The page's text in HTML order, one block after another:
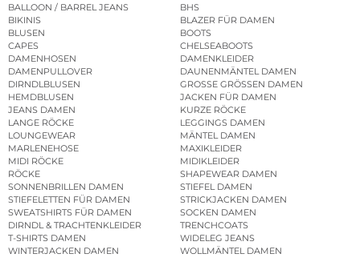
BALLOON / BARREL JEANS
BHS
BIKINIS
BLAZER FÜR DAMEN
BLUSEN
BOOTS
CAPES
CHELSEABOOTS
DAMENHOSEN
DAMENKLEIDER
DAMENPULLOVER
DAUNENMÄNTEL DAMEN
DIRNDLBLUSEN
GROSSE GRÖSSEN DAMEN
HEMDBLUSEN
JACKEN FÜR DAMEN
JEANS DAMEN
KURZE RÖCKE
LANGE RÖCKE
LEGGINGS DAMEN
LOUNGEWEAR
MÄNTEL DAMEN
MARLENEHOSE
MAXIKLEIDER
MIDI RÖCKE
MIDIKLEIDER
RÖCKE
SHAPEWEAR DAMEN
SONNENBRILLEN DAMEN
STIEFEL DAMEN
STIEFELETTEN FÜR DAMEN
STRICKJACKEN DAMEN
SWEATSHIRTS FÜR DAMEN
SOCKEN DAMEN
DIRNDL & TRACHTENKLEIDER
TRENCHCOATS
T-SHIRTS DAMEN
WIDELEG JEANS
WINTERJACKEN DAMEN
WOLLMÄNTEL DAMEN